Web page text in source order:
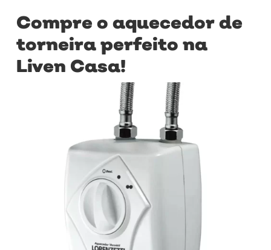
Compre o aquecedor de
torneira perfeito na
Liven Casa!